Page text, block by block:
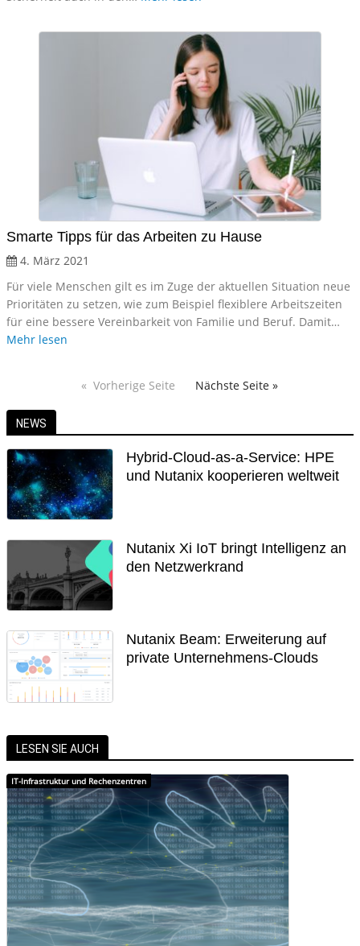
Smarte Tipps für das Arbeiten zu Hause
4. März 2021
Für viele Menschen gilt es im Zuge der aktuellen Situation neue
Prioritäten zu setzen, wie zum Beispiel flexiblere Arbeitszeiten
für eine bessere Vereinbarkeit von Familie und Beruf. Damit…
Mehr lesen
Vorherige Seite Nächste Seite »
NEWS
Hybrid-Cloud-as-a-Service: HPE
und Nutanix kooperieren weltweit
Nutanix Xi IoT bringt Intelligenz an
den Netzwerkrand
Nutanix Beam: Erweiterung auf
private Unternehmens-Clouds
LESEN SIE AUCH
IT-Infrastruktur und Rechenzentren